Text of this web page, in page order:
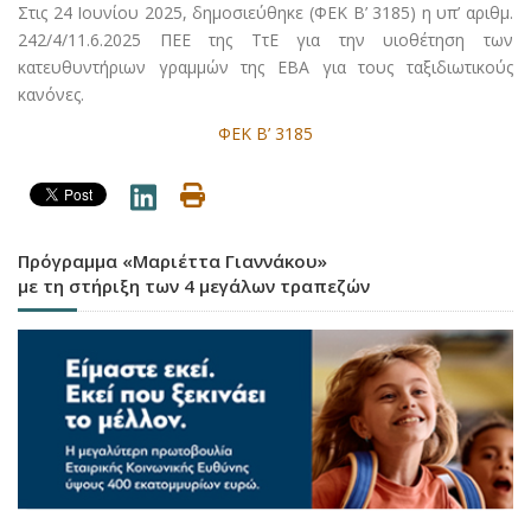
Στις 24 Ιουνίου 2025, δημοσιεύθηκε (ΦΕΚ Β’ 3185) η υπ’ αριθμ.
242/4/11.6.2025 ΠΕΕ της ΤτΕ για την υιοθέτηση των
κατευθυντήριων γραμμών της ΕΒΑ για τους ταξιδιωτικούς
κανόνες.
ΦΕΚ Β’ 3185
Πρόγραμμα «Μαριέττα Γιαννάκου»
με τη στήριξη των 4 μεγάλων τραπεζών